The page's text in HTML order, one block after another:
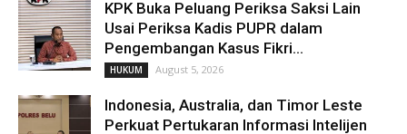
KPK Buka Peluang Periksa Saksi Lain
Usai Periksa Kadis PUPR dalam
Pengembangan Kasus Fikri...
HUKUM August 5, 2026
Indonesia, Australia, dan Timor Leste
Perkuat Pertukaran Informasi Intelijen